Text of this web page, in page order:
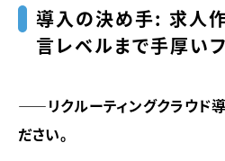
導入の決め手： 求人
言レベルまで手厚い
――リクルーティングクラウド
ださい。